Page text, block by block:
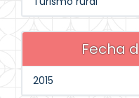
Fecha
2015